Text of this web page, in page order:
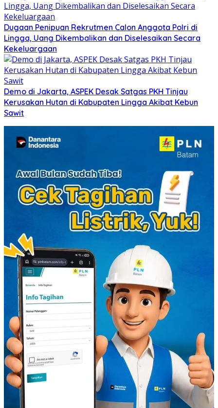
Dugaan Penipuan Rekrutmen Calon Anggota Polri di
Lingga, Uang Dikembalikan dan Diselesaikan Secara
Kekeluargaan
Demo di Jakarta, ASPEK Desak Satgas PKH Tinjau
Kerusakan Hutan di Kabupaten Lingga Akibat Kebun
Sawit